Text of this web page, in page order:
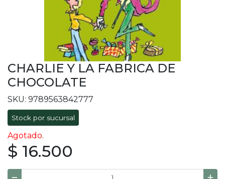
CHARLIE Y LA FABRICA DE
CHOCOLATE
SKU: 9789563842777
Stock por sucursal
Agotado.
$ 16.500